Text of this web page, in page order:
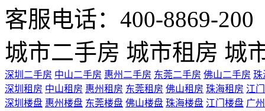
客服电话：400-8869-200
城市二手房 城市租房 城
深圳二手房 中山二手房 惠州二手房 东莞二手房 佛山二手房 珠
深圳租房 中山租房 惠州租房 东莞租房 佛山租房 珠海租房 江
深圳楼盘 惠州楼盘 东莞楼盘 佛山楼盘 珠海楼盘 江门楼盘 广